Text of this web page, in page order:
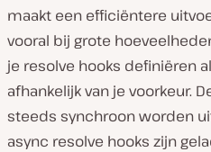
maakt een efficiëntere
vooral bij grote
je resolve hooks definiëren
afhankelijk van je voorkeur.
steeds synchroon worden
async resolve hooks zijn